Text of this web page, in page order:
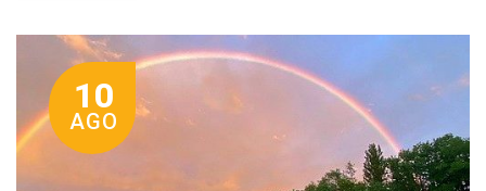
10
AGO